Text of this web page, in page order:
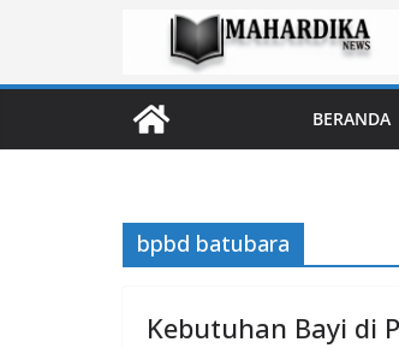
content
BERANDA
bpbd batubara
Kebutuhan Bayi di